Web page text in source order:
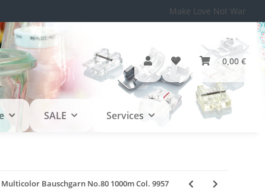
Make Love Not War
0,00 €
SALE Services
Bauschgarn No.80 1000m Col. 9957